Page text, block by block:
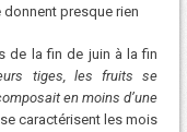
presque rien
de la fin de juin à la fin
tiges, les fruits se
en moins d’une
caractérisent les mois